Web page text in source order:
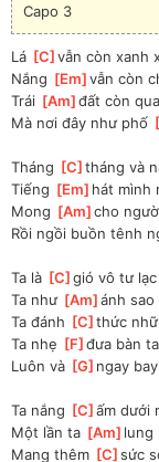
Capo 3
Lá [C ]
vẫn còn xanh
Nắng [Em ]
vẫn còn
Trái [Am ]
đất còn
Mà nơi đây như phố [
Tháng [C ]tháng và
Tiếng [Em ]hát mình
Mong [Am ]
cho
Rồi ngồi buồn tênh
Ta là [C ]
gió vô tư
Ta như [Am ]
ánh
Ta đánh [C ]thức
Ta nhẹ [F ]
đưa bàn
Luôn và [G ]ngay
Ta nắng [C ]
ấm dưới
Một lần ta [Am ]lung
Mang thêm [C ]
sức